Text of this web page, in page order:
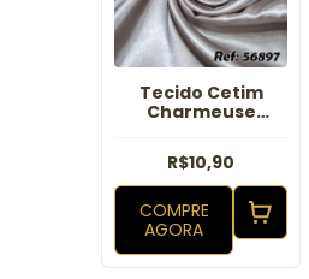
Tecido Cetim
Charmeuse
R$10,90
COMPRE
AGORA